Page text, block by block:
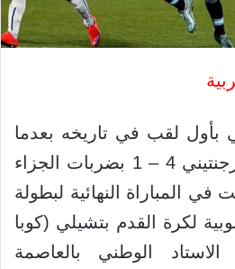
بأول لقب في تاريخه بعدما
تغلب على نظيره الأرجنتيني 4 – 1 بضربات الجزاء
في المباراة النهائية لبطولة
لكرة القدم بتشيلي (كوبا
في الاستاد الوطني بالعاصمة